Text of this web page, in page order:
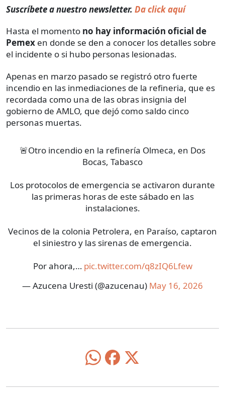
Suscríbete a nuestro newsletter. Da click aquí
Hasta el momento no hay información oficial de
Pemex en donde se den a conocer los detalles sobre
el incidente o si hubo personas lesionadas.
Apenas en marzo pasado se registró otro fuerte
incendio en las inmediaciones de la refineria, que es
recordada como una de las obras insignia del
gobierno de AMLO, que dejó como saldo cinco
personas muertas.
🚨Otro incendio en la refinería Olmeca, en Dos
Bocas, Tabasco
Los protocolos de emergencia se activaron durante
las primeras horas de este sábado en las
instalaciones.
Vecinos de la colonia Petrolera, en Paraíso, captaron
el siniestro y las sirenas de emergencia.
Por ahora,… pic.twitter.com/q8zIQ6Lfew
— Azucena Uresti (@azucenau) May 16, 2026